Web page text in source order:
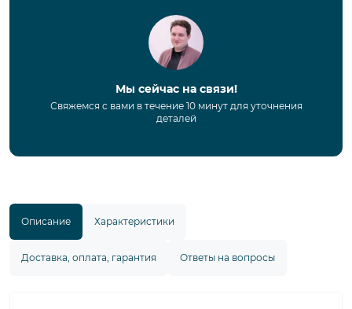
Мы сейчас на связи!
Свяжемся с вами в течение 10 минут для уточнения
деталей
Описание Характеристики
Доставка, оплата, гарантия Ответы на вопросы